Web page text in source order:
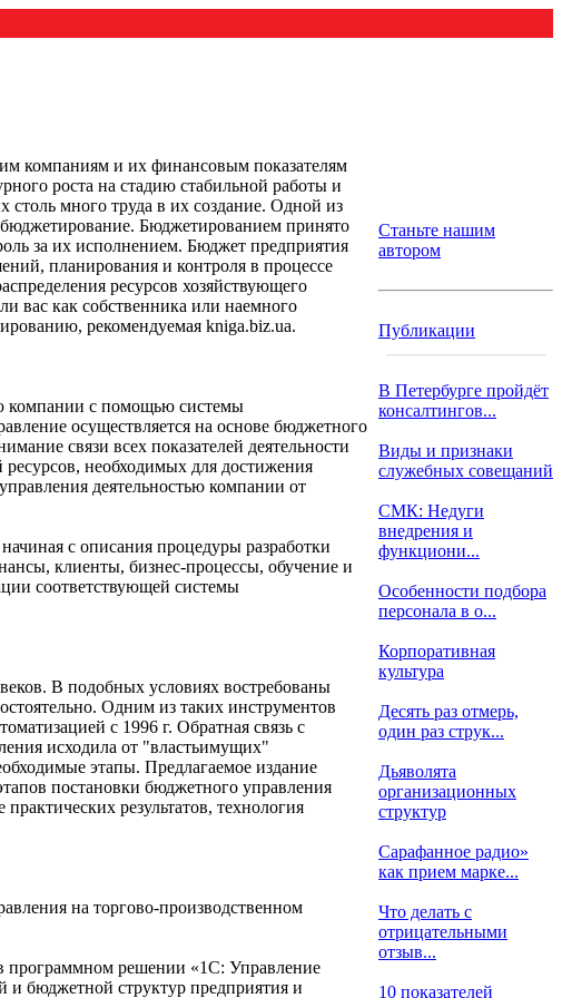
компаниям и их финансовым показателям
роста на стадию стабильной работы и
много труда в их создание. Одной из
Бюджетированием принято
за их исполнением. Бюджет предприятия
планирования и контроля в процессе
ресурсов хозяйствующего
вас как собственника или наемного
рекомендуемая kniga.biz.ua.
компании с помощью системы
осуществляется на основе бюджетного
связи всех показателей деятельности
ресурсов, необходимых для достижения
деятельностью компании от
с описания процедуры разработки
клиенты, бизнес-процессы, обучение и
соответствующей системы
В подобных условиях востребованы
Одним из таких инструментов
с 1996 г. Обратная связь с
исходила от "властьимущих"
этапы. Предлагаемое издание
постановки бюджетного управления
результатов, технология
на торгово-производственном
программном решении «1С: Управление
и бюджетной структур предприятия и
Станьте нашим
автором
Публикации
В Петербурге пройдёт
консалтингов...
Виды и признаки
служебных совещаний
СМК: Недуги
внедрения и
функциони...
Особенности подбора
персонала в о...
Корпоративная
культура
Десять раз отмерь,
один раз струк...
Дьяволята
организационных
структур
Сарафанное радио»
как прием марке...
Что делать с
отрицательными
отзыв...
10 показателей